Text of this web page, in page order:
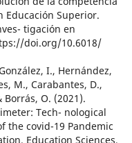
Superior.
tigación en
doi.org/10.6018/
I., Hernández,
M., Carabantes, D.,
Borrás, O. (2021).
Tech- nological
the covid-19 Pandemic
Education Sciences,